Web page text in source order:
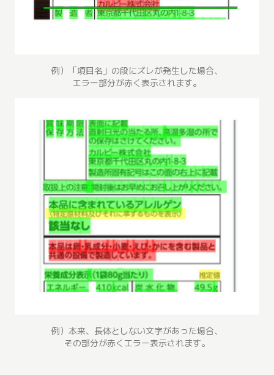
例）「項目名」の段にズレが発生した場合、
エラー部分が赤く表示されます。
例）本来、長体としない文字があった場合、
その部分が赤くエラー表示されます。